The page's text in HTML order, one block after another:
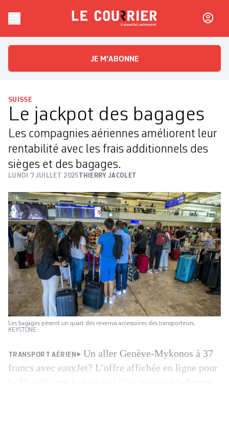
Le CourrierL'essentiel, autrement
JE M'ABONNE
SUISSE
Le jackpot des bagages
Les compagnies aériennes améliorent leur
rentabilité avec les frais additionnels des
sièges et des bagages.
LUNDI 7 JUILLET 2025THIERRY JACOLET
Les bagages pèsent un quart des revenus accessoires des transporteurs.
KEYSTONE
TRANSPORT AÉRIEN
Un aller Genève-Mykonos à 37
francs avec easyJet? L’offre affichée en ligne pour